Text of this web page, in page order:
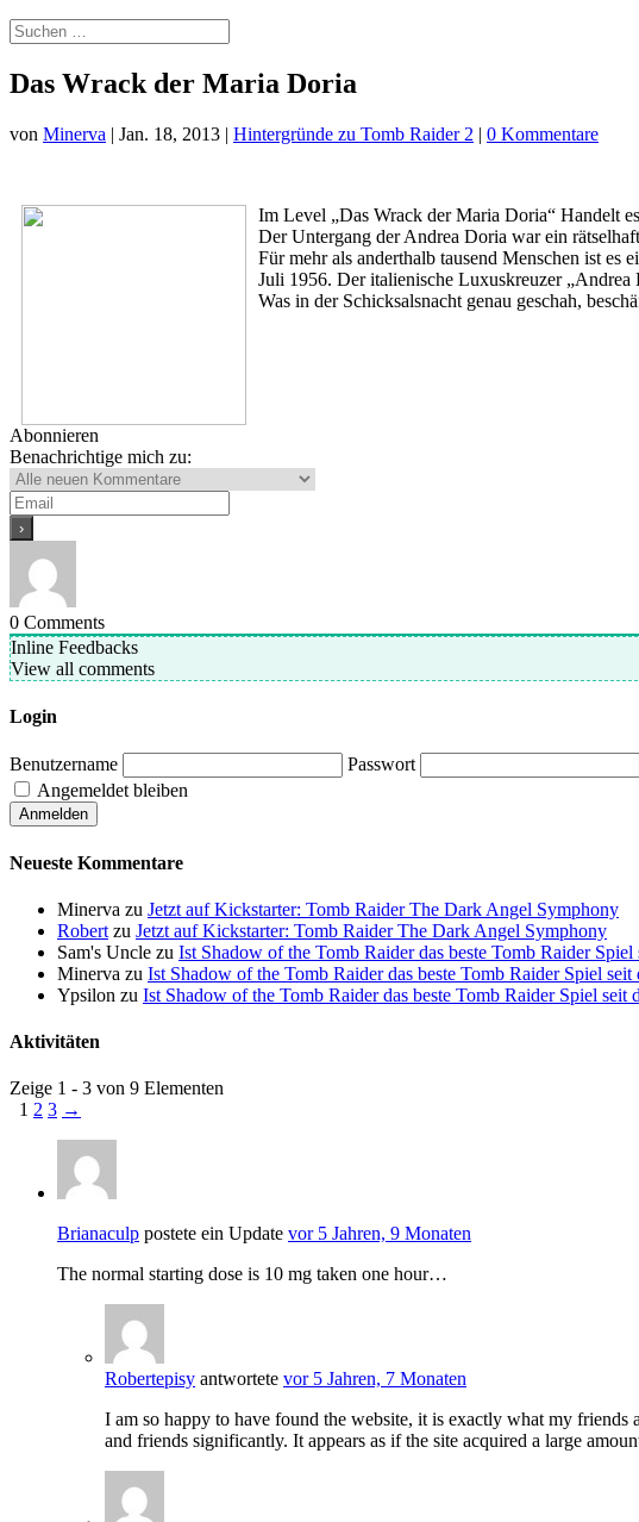
Das Wrack der Maria Doria
von Minerva | Jan. 18, 2013 | Hintergründe zu Tomb Raider 2 | 0 Kommentare
Im Level „Das Wrack der Maria Doria“ Handelt
Der Untergang der Andrea Doria war ein
Für mehr als anderthalb tausend Menschen ist es
Juli 1956. Der italienische Luxuskreuzer „Andrea
Was in der Schicksalsnacht genau geschah,
Abonnieren
Benachrichtige mich zu:
0 Comments
Inline Feedbacks
View all comments
Login
Benutzername
Passwort
Angemeldet bleiben
Neueste Kommentare
Minerva zu Jetzt auf Kickstarter: Tomb Raider The Dark Angel Symphony
Robert zu Jetzt auf Kickstarter: Tomb Raider The Dark Angel Symphony
Sam's Uncle zu Ist Shadow of the Tomb Raider das beste Tomb Raider Spiel
Minerva zu Ist Shadow of the Tomb Raider das beste Tomb Raider Spiel seit
Ypsilon zu Ist Shadow of the Tomb Raider das beste Tomb Raider Spiel seit
Aktivitäten
Zeige 1 - 3 von 9 Elementen
1 2 3 →
Brianaculp postete ein Update vor 5 Jahren, 9 Monaten
The normal starting dose is 10 mg taken one hour…
Robertepisy antwortete vor 5 Jahren, 7 Monaten
I am so happy to have found the website, it is exactly what my
and friends significantly. It appears as if the site acquired a large